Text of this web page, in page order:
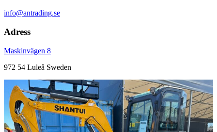
info@antrading.se
Adress
Maskinvägen 8
972 54 Luleå Sweden